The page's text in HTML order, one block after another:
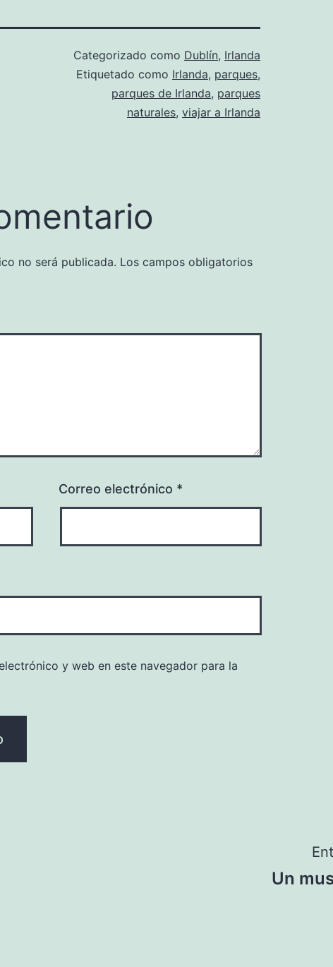
Categorizado como Dublín, Irlanda
Etiquetado como Irlanda, parques,
parques de Irlanda, parques
naturales, viajar a Irlanda
no será publicada. Los campos obligatorios
Correo electrónico *
y web en este navegador para la
Un